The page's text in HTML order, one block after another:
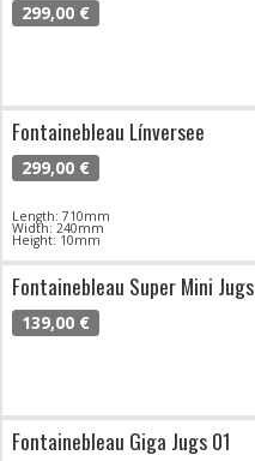
299,00 €
Fontainebleau Línversee
299,00 €
Length: 710mm
Width: 240mm
Height: 10mm
Fontainebleau Super Mini Jugs
139,00 €
Fontainebleau Giga Jugs 01